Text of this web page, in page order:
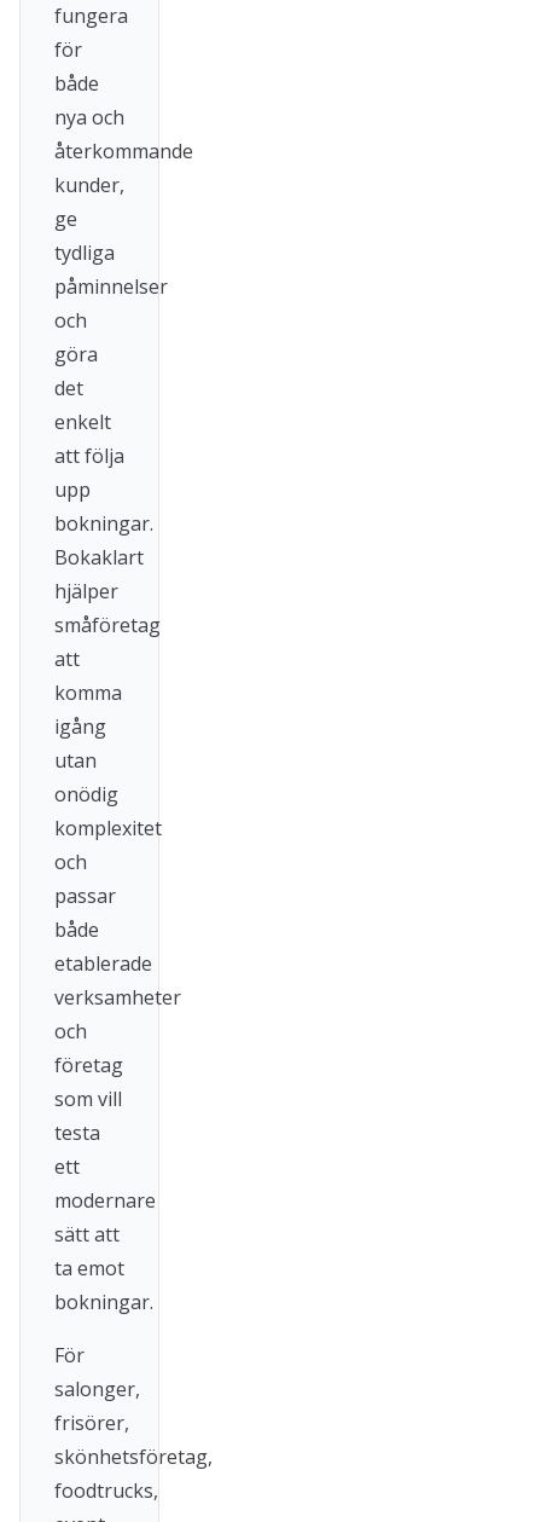
fungera
för
både
nya och
återkommande
kunder,
ge
tydliga
påminnelser
och
göra
det
enkelt
att följa
upp
bokningar.
Bokaklart
hjälper
småföretag
att
komma
igång
utan
onödig
komplexitet
och
passar
både
etablerade
verksamheter
och
företag
som vill
testa
ett
modernare
sätt att
ta emot
bokningar.
För
salonger,
frisörer,
skönhetsföretag,
foodtrucks,